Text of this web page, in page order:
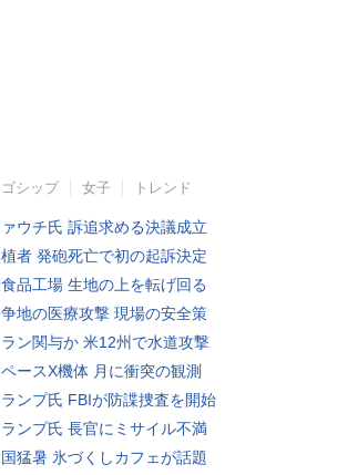
ゴシップ 女子 トレンド
ウチ氏 訴追求める決議成立
植者 発砲死亡で初の起訴決定
品工場 生地の上を転げ回る
地の医療攻撃 現場の安全策
ン関与か 米12州で水道攻撃
ペースX機体 月に衝突の観測
ランプ氏 FBIが防諜捜査を開始
ランプ氏 長官にミサイル不満
猛暑 氷づくしカフェが話題